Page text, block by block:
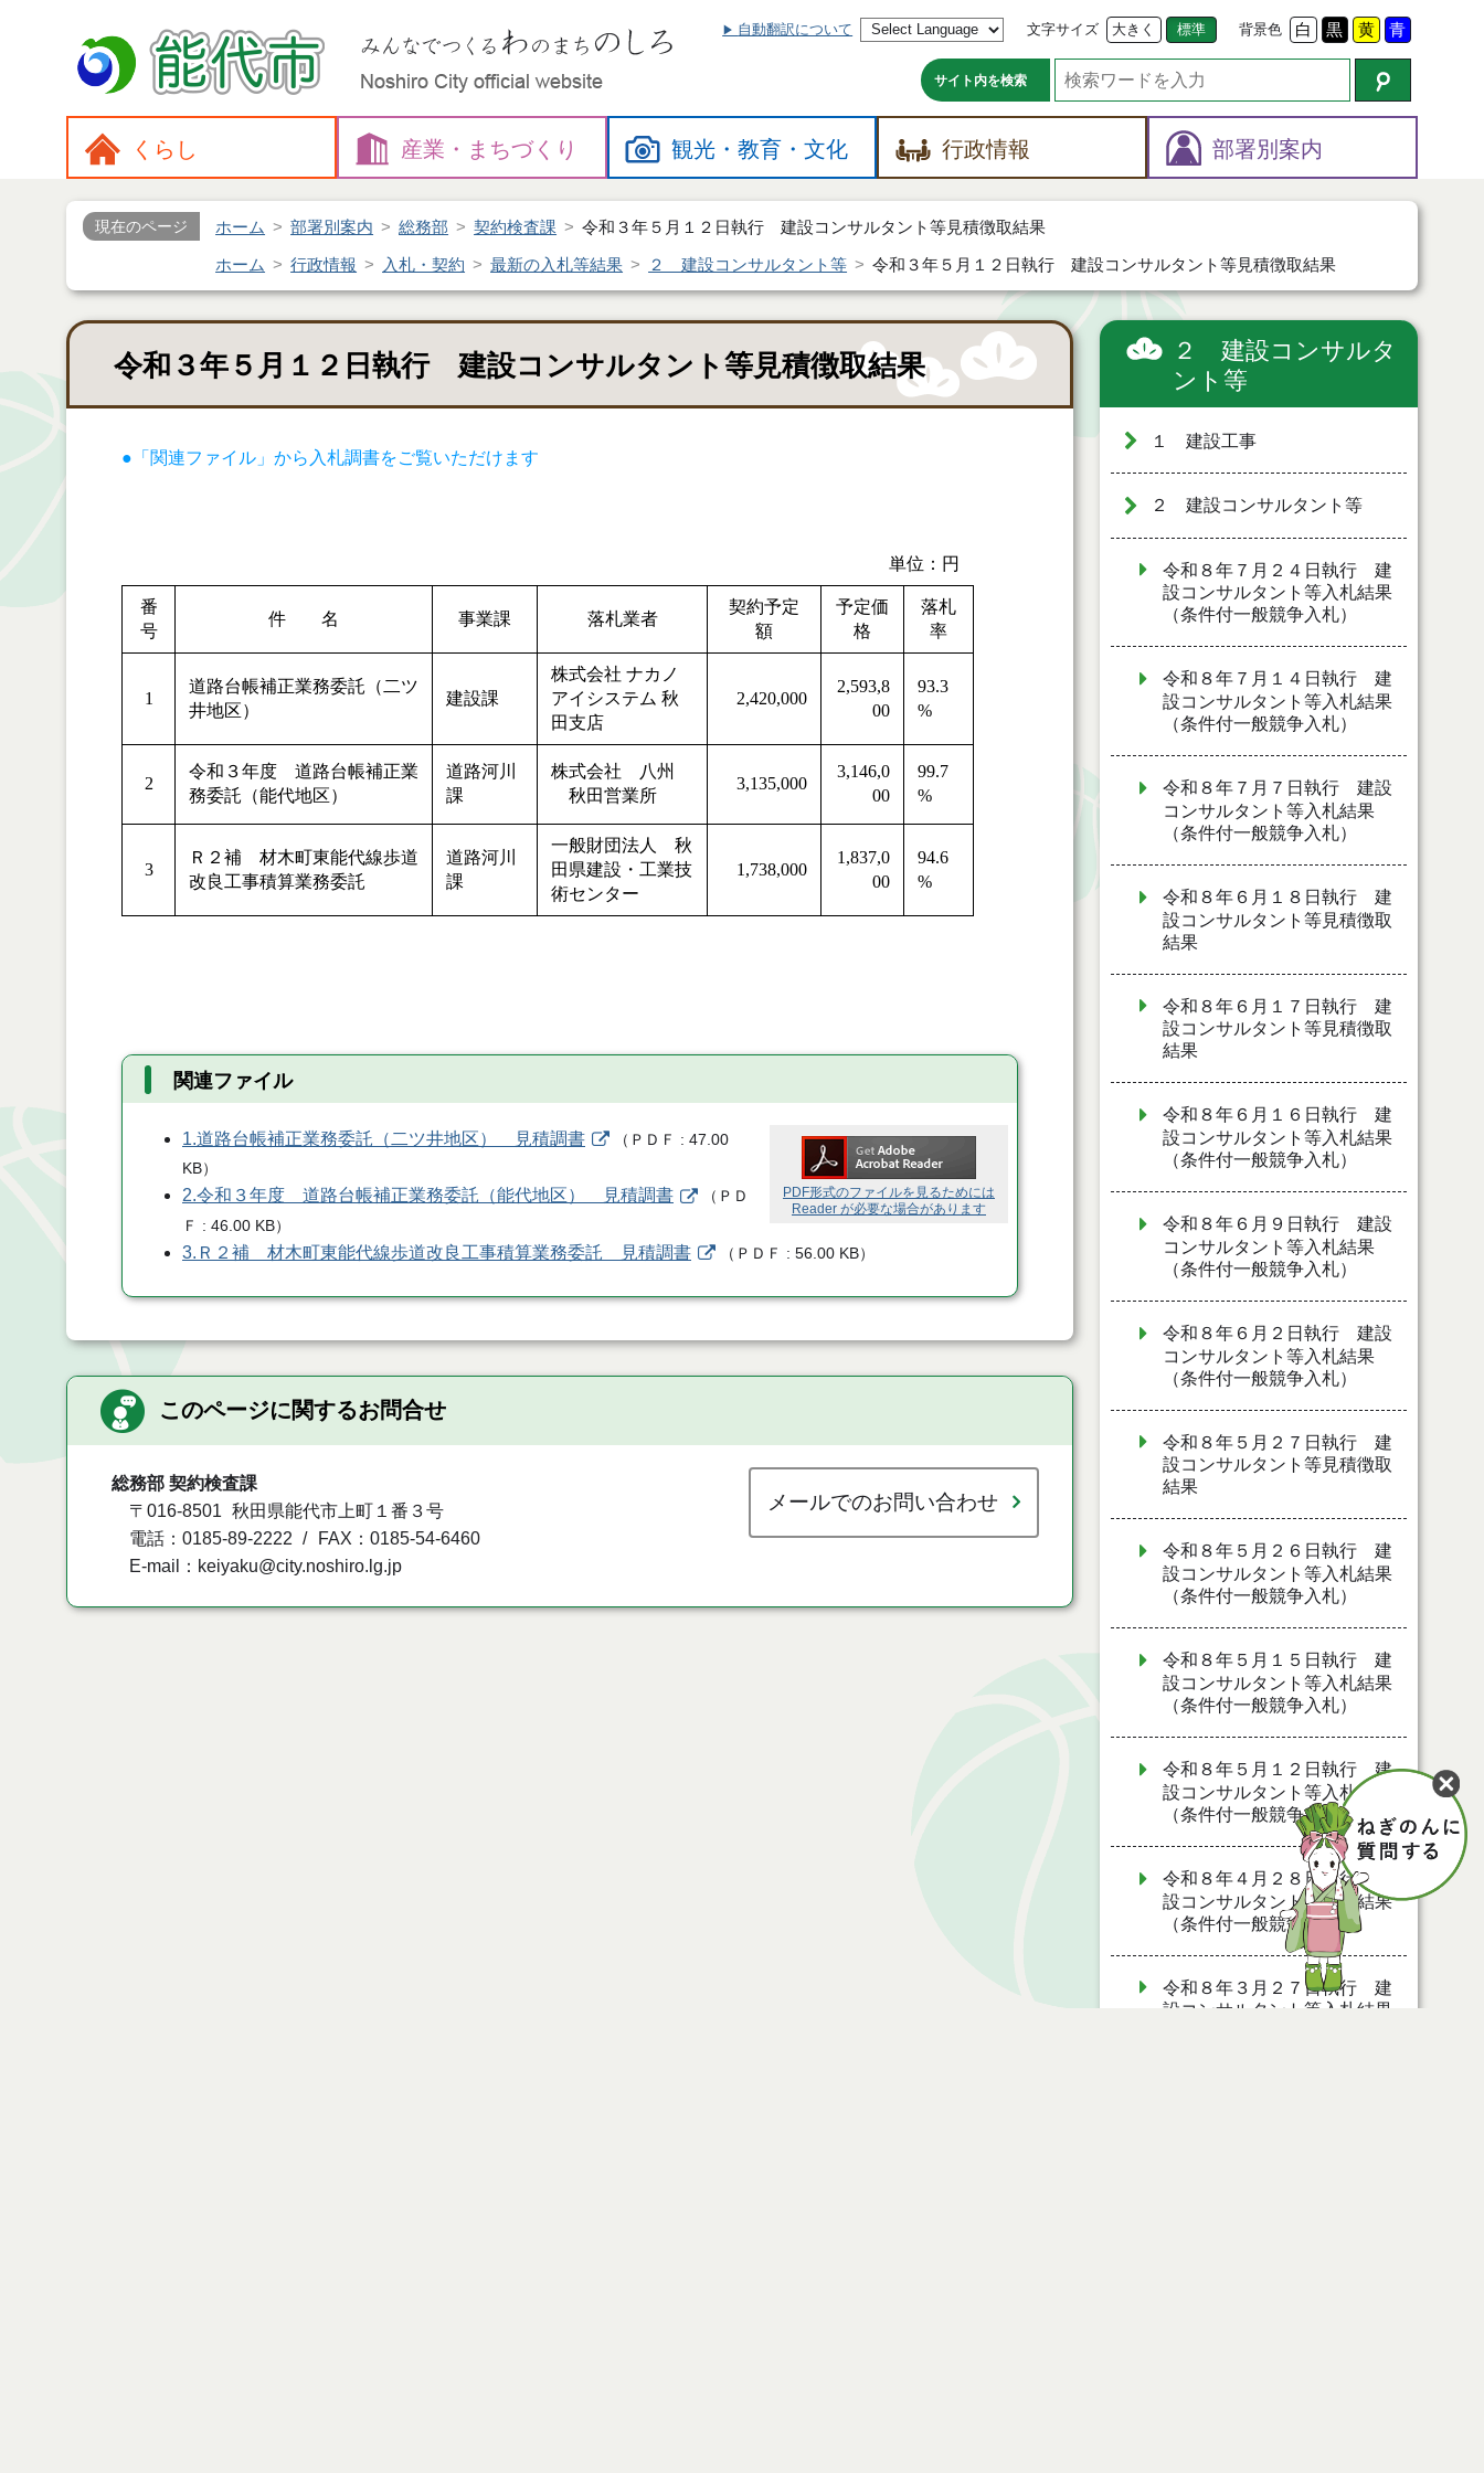
自動翻訳について 文字サイズ 大きく 標準 背景色 白 黒 黄 青
サイト内を検索
くらし 産業・ まちづくり 観光・教育・文化 行政情報 部署別案内
現在のページ ホーム 部署別案内 総務部 契約検査課 令和３年５月１２日執行 建設コンサルタント等見積徴取結果
ホーム 行政情報 入札・契約 最新の入札等結果 ２ 建設コンサルタント等 令和３年５月１２日執行 建設コンサルタント等見積徴取結果
令和３年５月１２日執行 建設コンサルタント等見積徴取結果
●「関連ファイル」から入札調書をご覧いただけます
単位：円
番
号
件 名 事業課 落札業者
契約予定
額
予定価
格
落札
率
1
道路台帳補正業務委託（二ツ
井地区）
建設課
株式会社 ナカノ
アイシステム 秋
田支店
2,420,000
2,593,8
00
93.3
%
2
令和３年度 道路台帳補正業
務委託（能代地区）
道路河川
課
株式会社 八州
秋田営業所
3,135,000
3,146,0
00
99.7
%
3
Ｒ２補 材木町東能代線歩道
改良工事積算業務委託
道路河川
課
一般財団法人 秋
田県建設・工業技
術センター
1,738,000
1,837,0
00
94.6
%
関連ファイル
PDF形式のファイルを見るためには
Reader が必要な場合があります
1.道路台帳補正業務委託（二ツ井地区） 見積調書 （ ＰＤＦ
47.00
KB）
2.令和３年度 道路台帳補正業務委託（能代地区） 見積調書 （ ＰＤ
Ｆ
46.00 KB）
3.Ｒ２補 材木町東能代線歩道改良工事積算業務委託 見積調書 （ ＰＤＦ 56.00 KB）
このページに関するお問合せ
総務部 契約検査課
〒016-8501
秋田県能代市上町１番３号
電話：0185-89-2222
FAX：0185-54-6460
E-mail：keiyaku@city.noshiro.lg.jp
メールでのお問い合わせ
２ 建設コンサルタ
ント等
１ 建設工事
２ 建設コンサルタント等
令和８年７月２４日執行 建
設コンサルタント等入札結果
（条件付一般競争入札）
令和８年７月１４日執行 建
設コンサルタント等入札結果
（条件付一般競争入札）
令和８年７月７日執行 建設
コンサルタント等入札結果
（条件付一般競争入札）
令和８年６月１８日執行 建
設コンサルタント等見積徴取
結果
令和８年６月１７日執行 建
設コンサルタント等見積徴取
結果
令和８年６月１６日執行 建
設コンサルタント等入札結果
（条件付一般競争入札）
令和８年６月９日執行 建設
コンサルタント等入札結果
（条件付一般競争入札）
令和８年６月２日執行 建設
コンサルタント等入札結果
（条件付一般競争入札）
令和８年５月２７日執行 建
設コンサルタント等見積徴取
結果
令和８年５月２６日執行 建
設コンサルタント等入札結果
（条件付一般競争入札）
令和８年５月１５日執行 建
設コンサルタント等入札結果
（条件付一般競争入札）
令和８年５月１２日執行 建
設コンサルタント等入札結果
（条件付一般競争入札）
令和８年４月２８日執行 建
設コンサルタント等入札結果
（条件付一般競争入札）
令和８年３月２７日執行 建
設コンサルタント等入札結果